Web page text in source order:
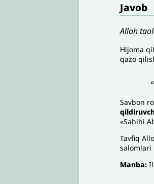
Javob
Alloh
Hijoma
qazo
»
Savbon
«Sahihi
Tavfiq
salomlari
Manba: